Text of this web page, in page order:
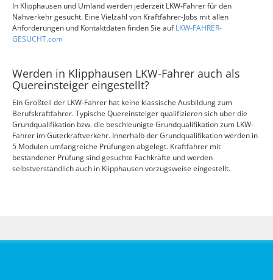
In Klipphausen und Umland werden jederzeit LKW-Fahrer für den
Nahverkehr gesucht. Eine Vielzahl von Kraftfahrer-Jobs mit allen
Anforderungen und Kontaktdaten finden Sie aufLKW-FAHRER-
GESUCHT.com
Werden in Klipphausen LKW-Fahrer auch als
Quereinsteiger eingestellt?
Ein Großteil der LKW-Fahrer hat keine klassische Ausbildung zum
Berufskraftfahrer. Typische Quereinsteiger qualifizieren sich über die
Grundqualifikation bzw. die beschleunigte Grundqualifikation zum LKW-
Fahrer im Güterkraftverkehr. Innerhalb der Grundqualifikation werden in
5 Modulen umfangreiche Prüfungen abgelegt. Kraftfahrer mit
bestandener Prüfung sind gesuchte Fachkräfte und werden
selbstverständlich auch in Klipphausen vorzugsweise eingestellt.